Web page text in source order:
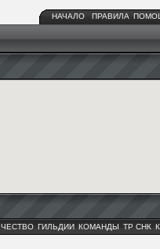
НАЧАЛО ПРАВИЛА
ГИЛЬДИИ КОМАНДЫ ТР СНК